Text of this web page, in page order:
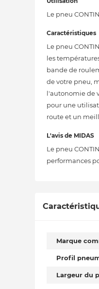
Le pneu
Caractéristiques
Le pneu
les
bande de
de votre pneu,
l'autonomie de
pour une
route et un
L'avis de MIDAS
Le pneu
performances
Marque
Profil
Largeur du